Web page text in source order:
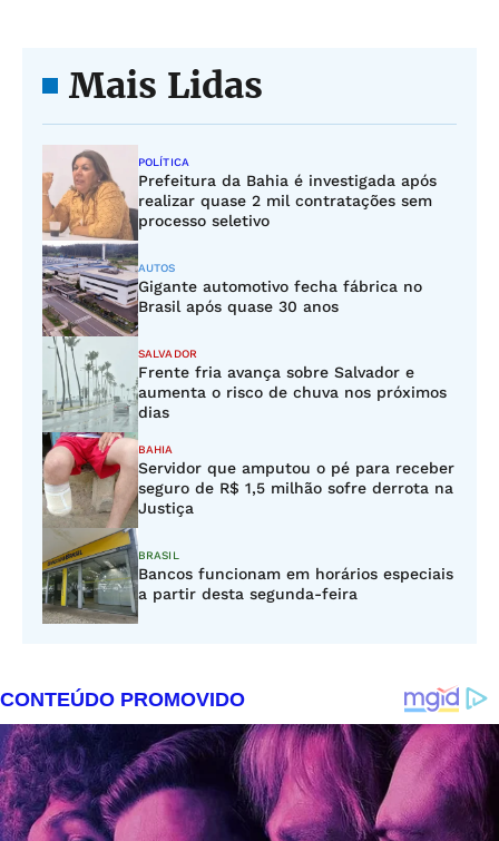
Mais Lidas
POLÍTICA
Prefeitura da Bahia é investigada após
realizar quase 2 mil contratações sem
processo seletivo
AUTOS
Gigante automotivo fecha fábrica no
Brasil após quase 30 anos
SALVADOR
Frente fria avança sobre Salvador e
aumenta o risco de chuva nos próximos
dias
BAHIA
Servidor que amputou o pé para receber
seguro de R$ 1,5 milhão sofre derrota na
Justiça
BRASIL
Bancos funcionam em horários especiais
a partir desta segunda-feira